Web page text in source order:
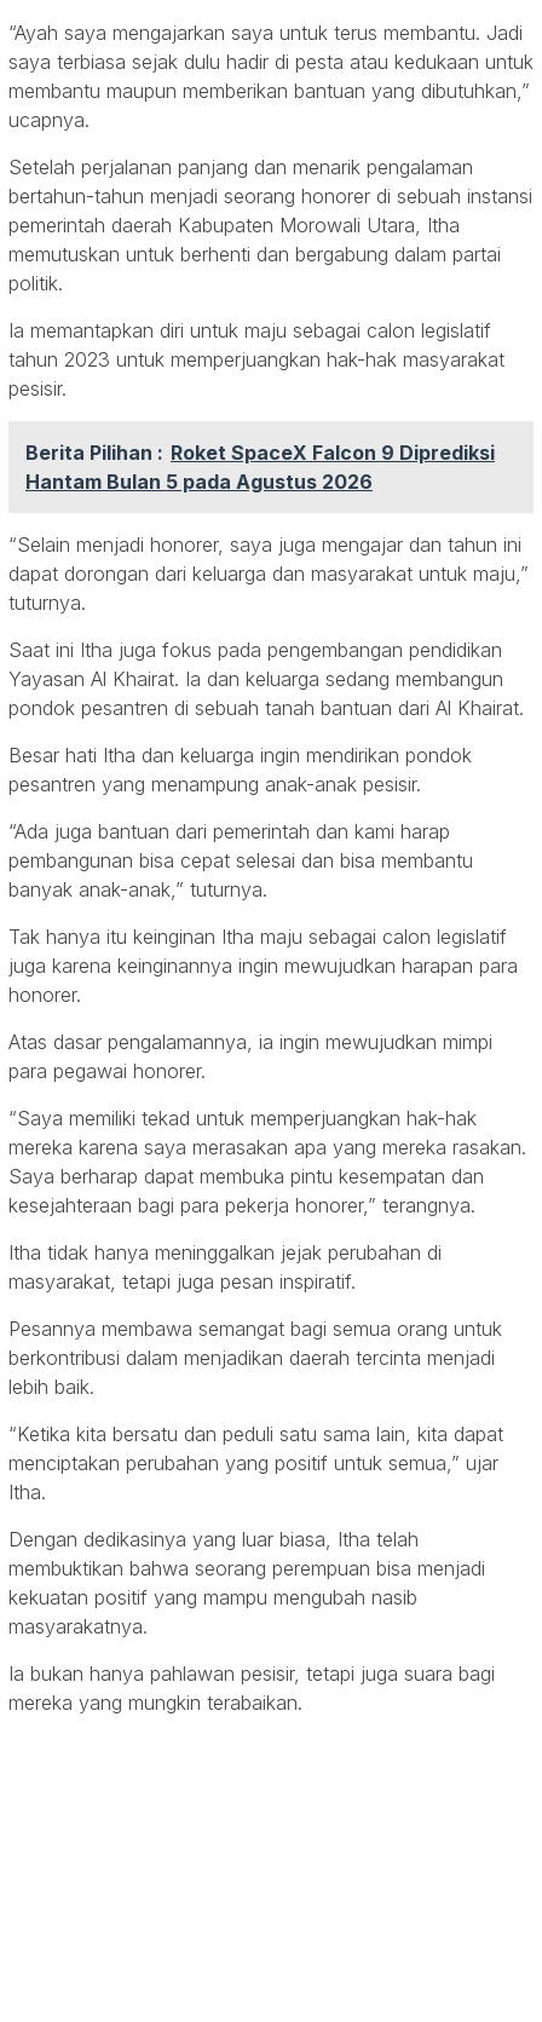
“Ayah saya mengajarkan saya untuk terus membantu. Jadi
saya terbiasa sejak dulu hadir di pesta atau kedukaan untuk
membantu maupun memberikan bantuan yang dibutuhkan,”
ucapnya.
Setelah perjalanan panjang dan menarik pengalaman
bertahun-tahun menjadi seorang honorer di sebuah instansi
pemerintah daerah Kabupaten Morowali Utara, Itha
memutuskan untuk berhenti dan bergabung dalam partai
politik.
Ia memantapkan diri untuk maju sebagai calon legislatif
tahun 2023 untuk memperjuangkan hak-hak masyarakat
pesisir.
Berita Pilihan : Roket SpaceX Falcon 9 Diprediksi
Hantam Bulan 5 pada Agustus 2026
“Selain menjadi honorer, saya juga mengajar dan tahun ini
dapat dorongan dari keluarga dan masyarakat untuk maju,”
tuturnya.
Saat ini Itha juga fokus pada pengembangan pendidikan
Yayasan Al Khairat. Ia dan keluarga sedang membangun
pondok pesantren di sebuah tanah bantuan dari Al Khairat.
Besar hati Itha dan keluarga ingin mendirikan pondok
pesantren yang menampung anak-anak pesisir.
“Ada juga bantuan dari pemerintah dan kami harap
pembangunan bisa cepat selesai dan bisa membantu
banyak anak-anak,” tuturnya.
Tak hanya itu keinginan Itha maju sebagai calon legislatif
juga karena keinginannya ingin mewujudkan harapan para
honorer.
Atas dasar pengalamannya, ia ingin mewujudkan mimpi
para pegawai honorer.
“Saya memiliki tekad untuk memperjuangkan hak-hak
mereka karena saya merasakan apa yang mereka rasakan.
Saya berharap dapat membuka pintu kesempatan dan
kesejahteraan bagi para pekerja honorer,” terangnya.
Itha tidak hanya meninggalkan jejak perubahan di
masyarakat, tetapi juga pesan inspiratif.
Pesannya membawa semangat bagi semua orang untuk
berkontribusi dalam menjadikan daerah tercinta menjadi
lebih baik.
“Ketika kita bersatu dan peduli satu sama lain, kita dapat
menciptakan perubahan yang positif untuk semua,” ujar
Itha.
Dengan dedikasinya yang luar biasa, Itha telah
membuktikan bahwa seorang perempuan bisa menjadi
kekuatan positif yang mampu mengubah nasib
masyarakatnya.
Ia bukan hanya pahlawan pesisir, tetapi juga suara bagi
mereka yang mungkin terabaikan.